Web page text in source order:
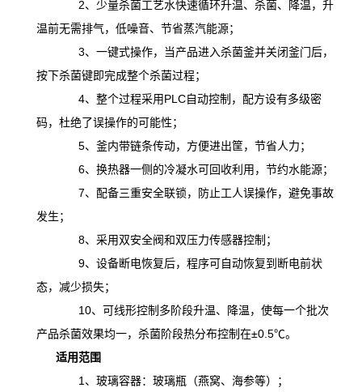
2、少量杀菌工艺水快速循环升温、杀菌、降温，升
温前无需排气，低噪音、节省蒸汽能源；
3、一键式操作，当产品进入杀菌釜并关闭釜门后，
按下杀菌键即完成整个杀菌过程；
4、整个过程采用PLC自动控制，配方设有多级密
码，杜绝了误操作的可能性；
5、釜内带链条传动，方便进出筐，节省人力；
6、换热器一侧的冷凝水可回收利用，节约水能源；
7、配备三重安全联锁，防止工人误操作，避免事故
发生；
8、采用双安全阀和双压力传感器控制；
9、设备断电恢复后，程序可自动恢复到断电前状
态，减少损失；
10、可线形控制多阶段升温、降温， 使每一个批次
产品杀菌效果均一，杀菌阶段热分布控制在±0.5℃。
适用范围
1、玻璃容器：玻璃瓶（燕窝、海参等）；